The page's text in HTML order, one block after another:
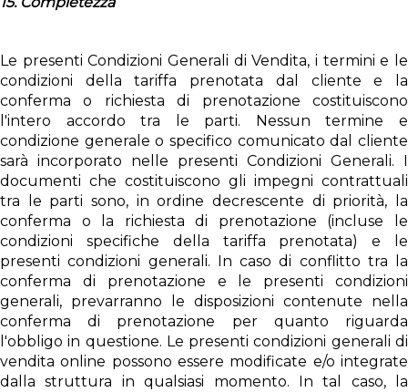
Le presenti Condizioni Generali di Vendita, i termini e le
condizioni della tariffa prenotata dal cliente e la
conferma o richiesta di prenotazione costituiscono
l'intero accordo tra le parti. Nessun termine e
condizione generale o specifico comunicato dal cliente
sarà incorporato nelle presenti Condizioni Generali. I
documenti che costituiscono gli impegni contrattuali
tra le parti sono, in ordine decrescente di priorità, la
conferma o la richiesta di prenotazione (incluse le
condizioni specifiche della tariffa prenotata) e le
presenti condizioni generali. In caso di conflitto tra la
conferma di prenotazione e le presenti condizioni
generali, prevarranno le disposizioni contenute nella
conferma di prenotazione per quanto riguarda
l'obbligo in questione. Le presenti condizioni generali di
vendita online possono essere modificate e/o integrate
dalla struttura in qualsiasi momento. In tal caso, la